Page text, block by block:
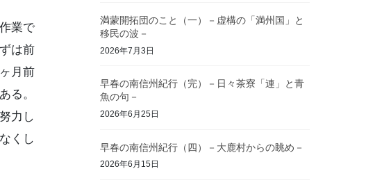
業で
は前
月前
る。
力し
くし
満蒙開拓団のこと（一）－虚構の「満州国」と
移民の波－
2026年7月3日
早春の南信州紀行（完）－日々茶寮「連」と青
魚の句－
2026年6月25日
早春の南信州紀行（四）－大鹿村からの眺め－
2026年6月15日